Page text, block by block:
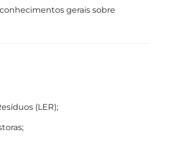
gerais sobre
(LER);